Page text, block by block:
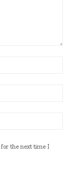
for the next time I